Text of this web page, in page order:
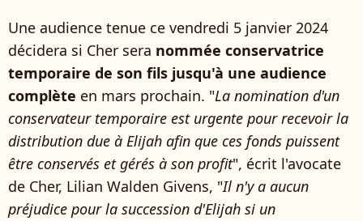
Une audience tenue ce vendredi 5 janvier 2024
décidera si Cher sera nommée conservatrice
temporaire de son fils jusqu'à une audience
complète en mars prochain. "La nomination d'un
conservateur temporaire est urgente pour recevoir la
distribution due à Elijah afin que ces fonds puissent
être conservés et gérés à son profit", écrit l'avocate
de Cher, Lilian Walden Givens, "Il n'y a aucun
préjudice pour la succession d'Elijah si un